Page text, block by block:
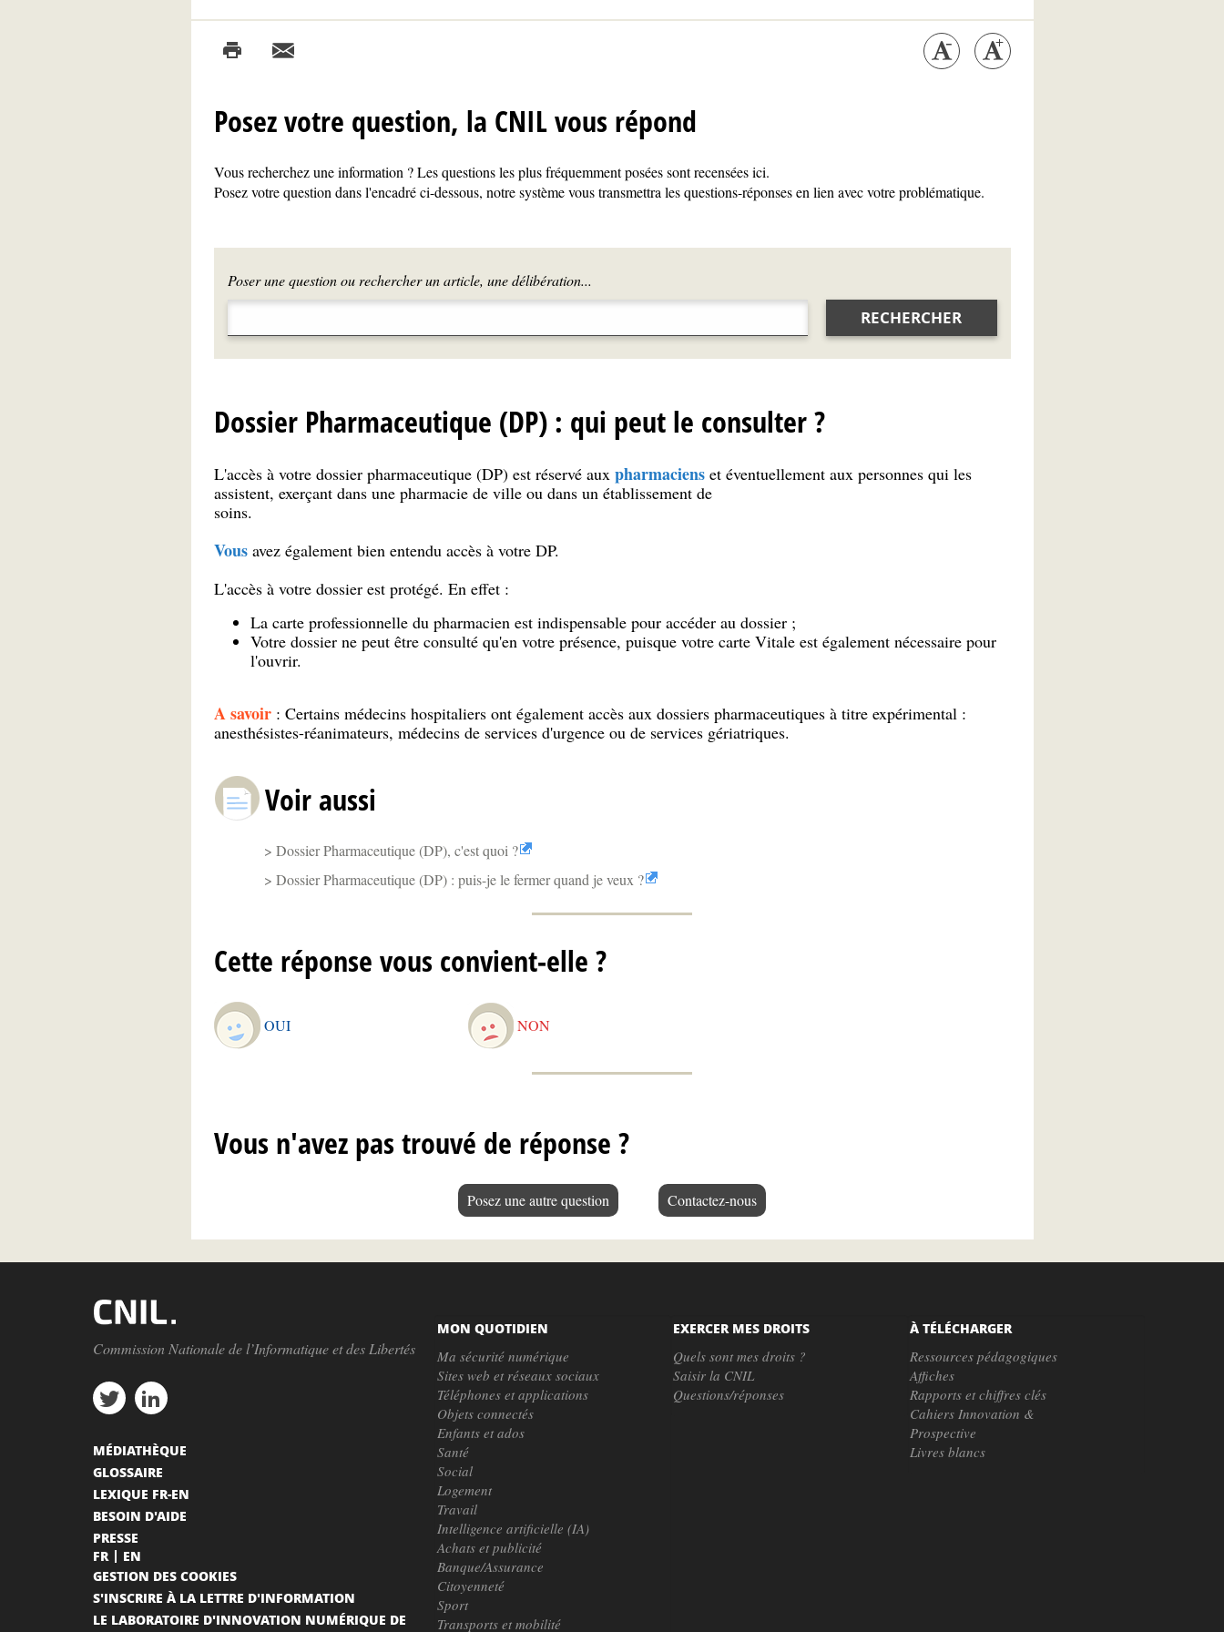
Posez votre question, la CNIL vous répond
Vous recherchez une information ? Les questions les plus fréquemment posées sont recensées ici.
Posez votre question dans l'encadré ci-dessous, notre système vous transmettra les questions-réponses en lien avec votre problématique.
Poser une question ou rechercher un article, une délibération...
RECHERCHER
Dossier Pharmaceutique (DP) : qui peut le consulter ?
L'accès à votre dossier pharmaceutique (DP) est réservé aux pharmaciens et éventuellement aux personnes qui les
assistent, exerçant dans une pharmacie de ville ou dans un établissement de
soins.
Vousavez également bien entendu accès à votre DP.
L'accès à votre dossier est protégé. En effet :
La carte professionnelle du pharmacien est indispensable pour accéder au dossier ;
Votre dossier ne peut être consulté qu'en votre présence, puisque votre carte Vitale est également nécessaire pour
l'ouvrir.
A savoir : Certains médecins hospitaliers ont également accès aux dossiers pharmaceutiques à titre expérimental :
anesthésistes-réanimateurs, médecins de services d'urgence ou de services gériatriques.
Voir aussi
Dossier Pharmaceutique (DP), c'est quoi ?
Dossier Pharmaceutique (DP) : puis-je le fermer quand je veux ?
Cette réponse vous convient-elle ?
OUI NON
Vous n'avez pas trouvé de réponse ?
Posez une autre question Contactez-nous
Commission Nationale de l’Informatique et des Libertés
MON QUOTIDIEN
Ma sécurité numérique
Sites web et réseaux sociaux
Téléphones et applications
Objets connectés
Enfants et ados
Santé
Social
Logement
Travail
Intelligence artificielle (IA)
Achats et publicité
Banque/Assurance
Citoyenneté
Sport
Transports et mobilité
EXERCER MES DROITS
Quels sont mes droits ?
Saisir la CNIL
Questions/réponses
À TÉLÉCHARGER
Ressources pédagogiques
Affiches
Rapports et chiffres clés
Cahiers Innovation &
Prospective
Livres blancs
MÉDIATHÈQUE
GLOSSAIRE
LEXIQUE FR-EN
BESOIN D'AIDE
PRESSE
FR
EN
GESTION DES COOKIES
S'INSCRIRE À LA LETTRE D'INFORMATION
LE LABORATOIRE D'INNOVATION NUMÉRIQUE DE